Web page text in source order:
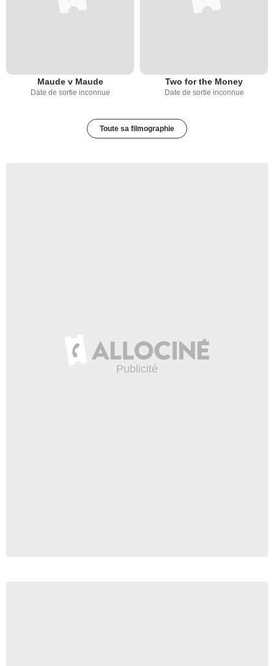
Maude v Maude
Date de sortie inconnue
Two for the Money
Date de sortie inconnue
Toute sa filmographie